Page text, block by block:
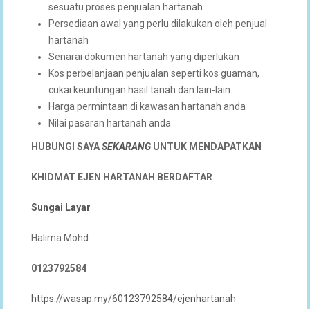
sesuatu proses penjualan hartanah
Persediaan awal yang perlu dilakukan oleh penjual
hartanah
Senarai dokumen hartanah yang diperlukan
Kos perbelanjaan penjualan seperti kos guaman,
cukai keuntungan hasil tanah dan lain-lain.
Harga permintaan di kawasan hartanah anda
Nilai pasaran hartanah anda
HUBUNGI SAYASEKARANG UNTUK MENDAPATKAN
KHIDMAT EJEN HARTANAH BERDAFTAR
Sungai Layar
Halima Mohd
0123792584
https://wasap.my/60123792584/ejenhartanah